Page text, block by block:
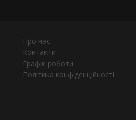
Про нас
Контакти
Графік роботи
Політика конфіденційності